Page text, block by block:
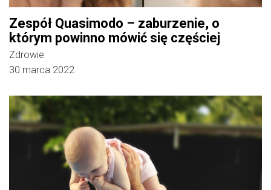
Zespół Quasimodo – zaburzenie, o
którym powinno mówić się częściej
Zdrowie
30 marca 2022